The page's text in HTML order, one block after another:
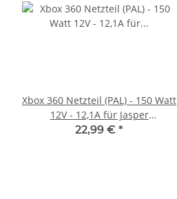
Xbox 360 Netzteil (PAL) - 150 Watt
12V - 12,1A für Jasper
Mainboards gebraucht
22,99 € *